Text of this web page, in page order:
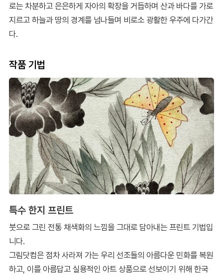
로는 차분하고 은은하게 자아의 확장을 거듭하며 산과 바다를 가로
지르고 하늘과 땅의 경계를 넘나들며 비로소 광활한 우주에 다가간
다.
작품 기법
특수 한지 프린트
붓으로 그린 전통 채색화의 느낌을 그대로 담아내는 프린트 기법입
니다.
그림닷컴은 점차 사라져 가는 우리 선조들의 아름다운 민화를 복원
하고, 이를 아름답고 실용적인 아트 상품으로 선보이기 위해 한국